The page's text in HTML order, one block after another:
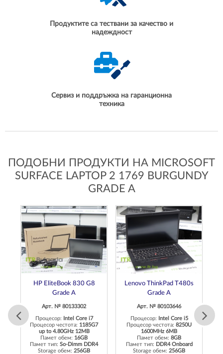
Продуктите са тествани за качество и
надеждност
Сервиз и поддръжка на гаранционна
техника
ПОДОБНИ ПРОДУКТИ НА MICROSOFT
SURFACE LAPTOP 2 1769 BURGUNDY
GRADE A
HP EliteBook 830 G8
Grade A
Арт. № 80133302
Процесор:
Intel Core i7
Процесор честота: 1185G7
up to 4.80GHz 12MB
Памет обем: 16GB
Памет тип: So-Dimm DDR4
Storage обем: 256GB
Lenovo ThinkPad T480s
Grade A
Арт. № 80103646
Процесор:
Intel Core i5
Процесор честота: 8250U
1600MHz 6MB
Памет обем: 8GB
Памет тип: DDR4 Onboard
Storage обем: 256GB